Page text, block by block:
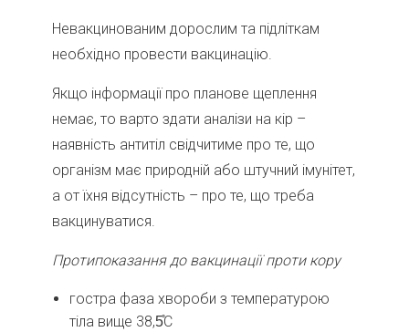
Невакцинованим дорослим та підліткам
необхідно провести вакцинацію.
Якщо інформації про планове щеплення
немає, то варто здати аналізи на кір –
наявність антитіл свідчитиме про те, що
організм має природній або штучний імунітет,
а от їхня відсутність – про те, що треба
вакцинуватися.
Протипоказання до вакцинації проти кору
гостра фаза хвороби з температурою
тіла вище 38,5̊С